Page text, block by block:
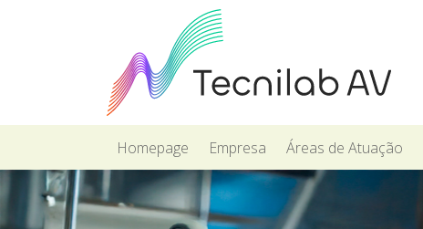
Homepage Empresa Áreas de Atuação